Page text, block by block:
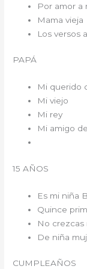
Por amor a
Mama vieja
Los versos
PAPÁ
Mi querido
Mi viejo
Mi rey
Mi amigo
15 AÑOS
Es mi niña
Quince
No crezcas
De niña
CUMPLEAÑOS